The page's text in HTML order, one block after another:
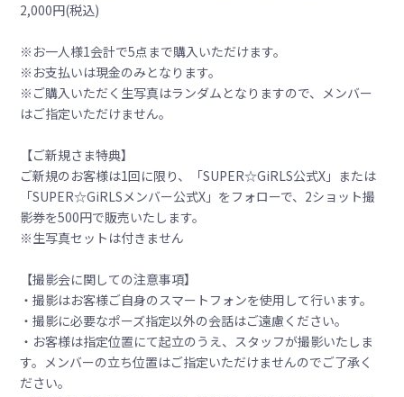
2,000円(税込)
※お一人様1会計で5点まで購入いただけます。
※お支払いは現金のみとなります。
※ご購入いただく生写真はランダムとなりますので、メンバー
はご指定いただけません。
【ご新規さま特典】
ご新規のお客様は1回に限り、「SUPER☆GiRLS公式X」または
「SUPER☆GiRLSメンバー公式X」をフォローで、2ショット撮
影券を500円で販売いたします。
※生写真セットは付きません
【撮影会に関しての注意事項】
・撮影はお客様ご自身のスマートフォンを使用して行います。
・撮影に必要なポーズ指定以外の会話はご遠慮ください。
・お客様は指定位置にて起立のうえ、スタッフが撮影いたしま
す。メンバーの立ち位置はご指定いただけませんのでご了承く
ださい。